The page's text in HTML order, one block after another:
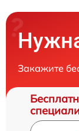
Закажите